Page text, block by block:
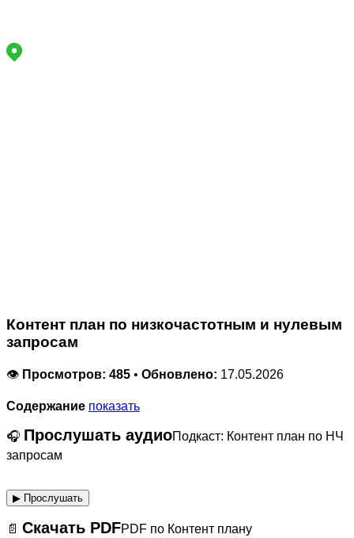
Контент план по низкочастотным и нулевым
запросам
👁️ Просмотров: 485 • Обновлено: 17.05.2026
Содержание показать
🎧 Прослушать аудиоПодкаст: Контент план по НЧ
запросам
▶︎ Прослушать
📄 Скачать PDFPDF по Контент плану